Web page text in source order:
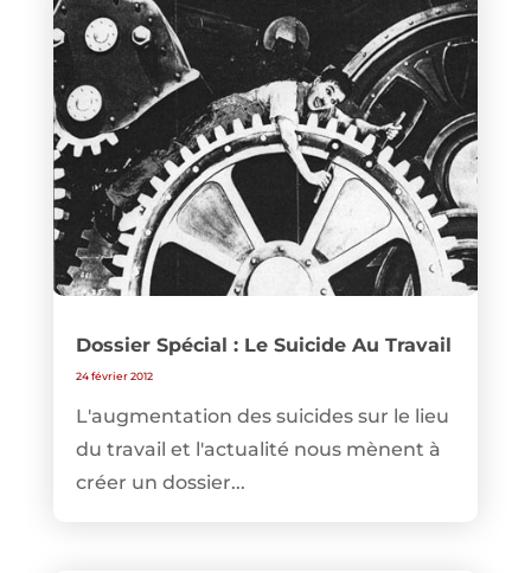
Dossier Spécial : Le Suicide Au Travail
24 février 2012
L'augmentation des suicides sur le lieu
du travail et l'actualité nous mènent à
créer un dossier...